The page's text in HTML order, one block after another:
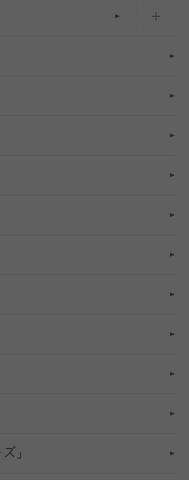
ックス
防寒・厚手タイツ）
ス・靴下
下
・靴下
ックス
ー
」